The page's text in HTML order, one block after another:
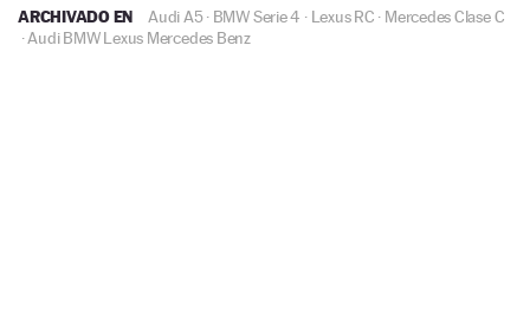
ARCHIVADO EN Audi A5· BMW Serie 4 · Lexus RC · Mercedes Clase C
·Audi BMW Lexus Mercedes Benz